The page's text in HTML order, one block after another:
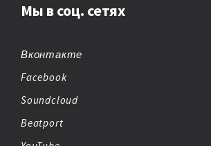
Мы в соц. сетях
Вконтакте
Facebook
Soundcloud
Beatport